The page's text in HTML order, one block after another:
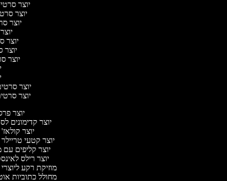
יוצר סרטי
יוצר
יוצר
יוצר
יוצר
יוצר
יוצר
יוצר
יוצר
יוצר קדימונים
יוצר
יוצר קטעי
יוצר קליפים
יוצר רילס
מוזיקת רקע
מחולל כתוביות